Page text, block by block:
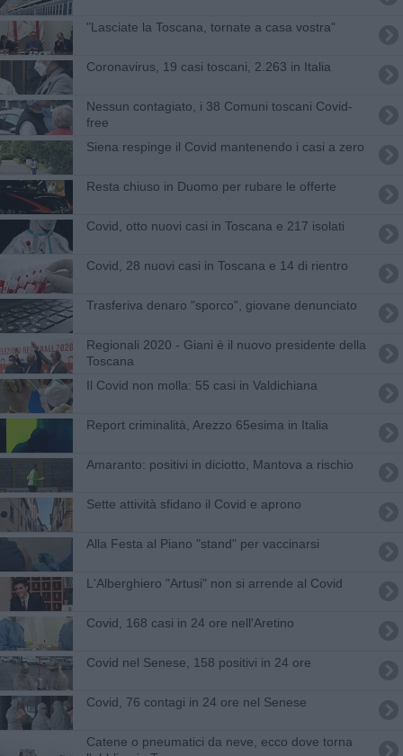
"Lasciate la Toscana, tornate a casa vostra"
Coronavirus, 19 casi toscani, 2.263 in Italia
Nessun contagiato, i 38 Comuni toscani Covid-
free
Siena respinge il Covid mantenendo i casi a zero
Resta chiuso in Duomo per rubare le offerte
Covid, otto nuovi casi in Toscana e 217 isolati
Covid, 28 nuovi casi in Toscana e 14 di rientro
Trasferiva denaro "sporco", giovane denunciato
Regionali 2020 - Giani è il nuovo presidente della
Toscana
​Il Covid non molla: 55 casi in Valdichiana
Report criminalità, Arezzo 65esima in Italia
Amaranto: positivi in diciotto, Mantova a rischio
​Sette attività sfidano il Covid e aprono
Alla Festa al Piano "stand" per vaccinarsi
L'Alberghiero "Artusi" non si arrende al Covid
Covid, 168 casi in 24 ore nell'Aretino
Covid nel Senese, 158 positivi in 24 ore
Covid, 76 contagi in 24 ore nel Senese
Catene o pneumatici da neve, ecco dove torna